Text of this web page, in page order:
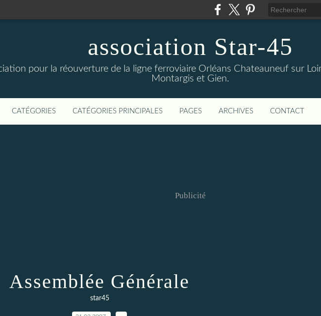
association Star-45
pour la réouverture de la ligne ferroviaire Orléans Chateauneuf sur
Montargis et Gien.
CATÉGORIES CATÉGORIES PRINCIPALES PAGES ARCHIVES CONTACT
Publicité
Assemblée Générale
star45